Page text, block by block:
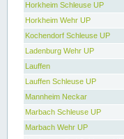
Horkheim Schleuse UP
Horkheim Wehr UP
Kochendorf Schleuse UP
Ladenburg Wehr UP
Lauffen
Lauffen Schleuse UP
Mannheim Neckar
Marbach Schleuse UP
Marbach Wehr UP